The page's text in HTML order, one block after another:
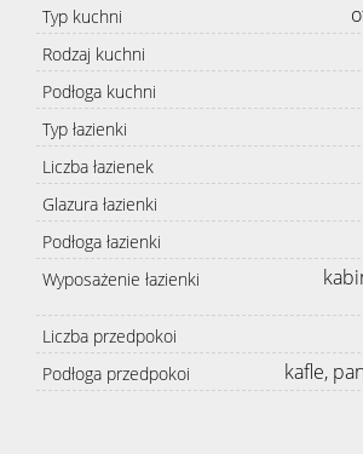
Typ kuchni
Rodzaj kuchni
Podłoga kuchni
Typ łazienki
Liczba łazienek
Glazura łazienki
Podłoga łazienki
Wyposażenie łazienki
Liczba przedpokoi
Podłoga przedpokoi kafle,